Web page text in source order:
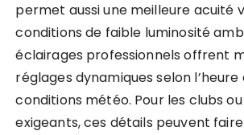
permet aussi une meilleure acuité
conditions de faible luminosité
éclairages professionnels offrent
réglages dynamiques selon l’heure
conditions météo. Pour les clubs
exigeants, ces détails peuvent